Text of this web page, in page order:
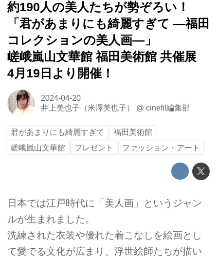
約190人の美人たちが勢ぞろい！
「君があまりにも綺麗すぎて ―福田
コレクションの美人画―」
嵯峨嵐山文華館 福田美術館 共催展
4月19日より開催！
2024-04-20
井上美也子（米澤美也子）
@ cinefil編集部
君があまりにも綺麗すぎて
福田美術館
嵯峨嵐山文華館
プレゼント ファッション・アート
日本では江戸時代に「美人画」というジャン
ルが生まれました。
洗練された衣装や優れた着こなしを絵画とし
て愛でる文化が広まり、浮世絵師たちが描い